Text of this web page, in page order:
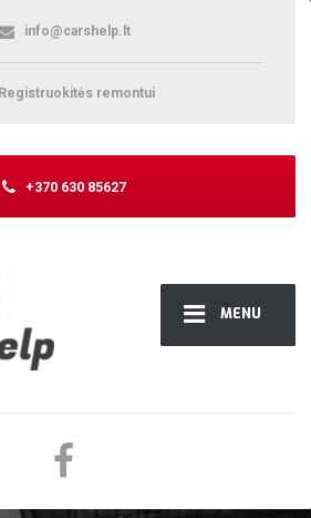
MENU
info@carshelp.lt
Registruokitės remontui
+370 630 85627